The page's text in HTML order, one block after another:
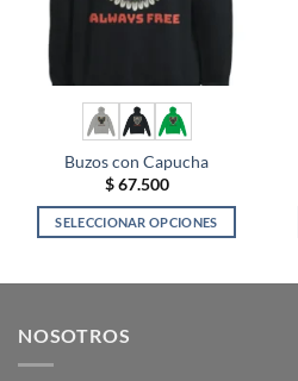
pueden
la
página
de
producto
Buzos con Capucha
$67.500
SELECCIONAR OPCIONES
NOSOTROS